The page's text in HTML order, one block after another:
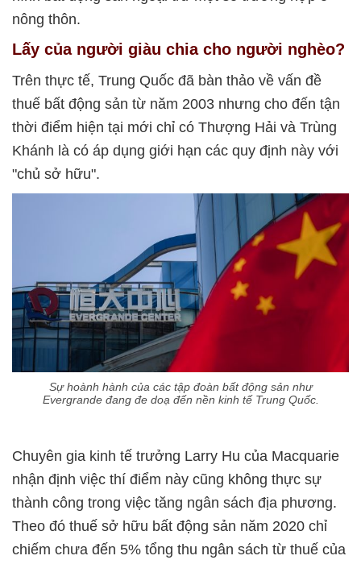
nông thôn.
Lấy của người giàu chia cho người nghèo?
Trên thực tế, Trung Quốc đã bàn thảo về vấn đề
thuế bất động sản từ năm 2003 nhưng cho đến tận
thời điểm hiện tại mới chỉ có Thượng Hải và Trùng
Khánh là có áp dụng giới hạn các quy định này với
"chủ sở hữu".
Sự hoành hành của các tập đoàn bất động sản như
Evergrande đang đe doạ đến nền kinh tế Trung Quốc.
Chuyên gia kinh tế trưởng Larry Hu của Macquarie
nhận định việc thí điểm này cũng không thực sự
thành công trong việc tăng ngân sách địa phương.
Theo đó thuế sở hữu bất động sản năm 2020 chỉ
chiếm chưa đến 5% tổng thu ngân sách từ thuế của